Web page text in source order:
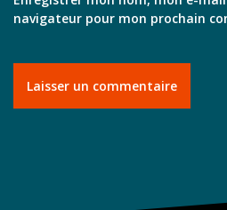
navigateur pour mon prochain